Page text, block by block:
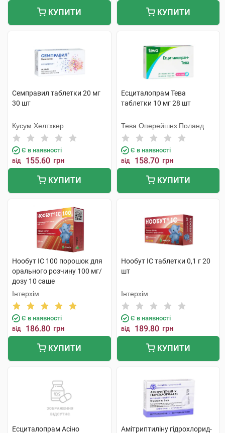
КУПИТИ КУПИТИ
Семправил таблетки 20 мг
30 шт
Кусум Хелтхкер
Є в наявності
від 155.60 грн
КУПИТИ
Есциталопрам Тева
таблетки 10 мг 28 шт
Тева Оперейшнз Поланд
Є в наявності
від 158.70 грн
КУПИТИ
Нообут ІС 100 порошок для
орального розчину 100 мг/
дозу 10 саше
Інтерхім
Є в наявності
від 186.80 грн
КУПИТИ
Нообут ІС таблетки 0,1 г 20
шт
Інтерхім
Є в наявності
від 189.80 грн
КУПИТИ
Есциталопрам Асіно Амітриптиліну гідрохлорид-